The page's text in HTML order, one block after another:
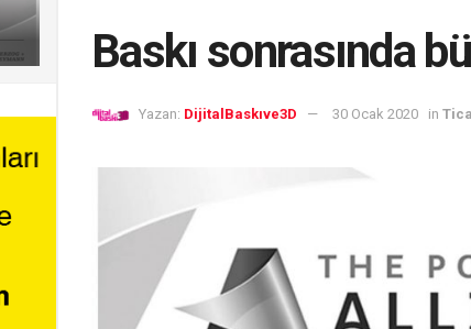
Baskı sonrasında
Yazan: DijitalBaskıve3D 30 Ocak 2020 in